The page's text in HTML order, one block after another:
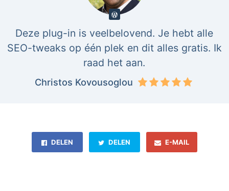
Deze plug-in is veelbelovend. Je hebt alle
SEO-tweaks op één plek en dit alles gratis. Ik
raad het aan.
Christos Kovousoglou
DELEN DELEN E-MAIL